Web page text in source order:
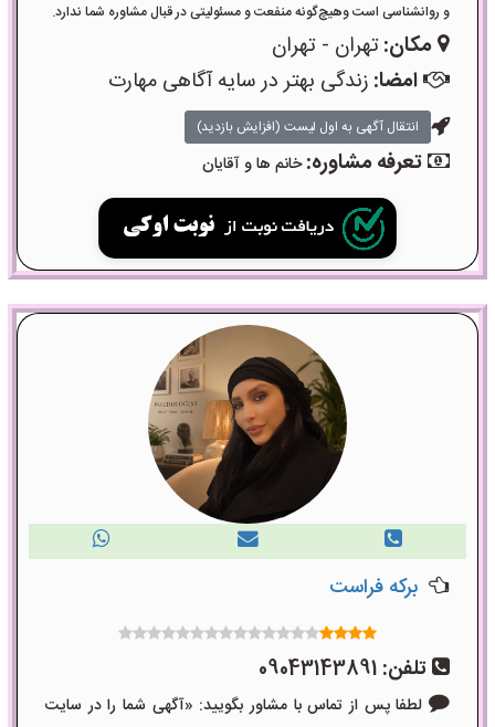
و روانشناسی است وهیچ‌گونه منفعت و مسئولیتی در قبال مشاوره شما ندارد.
مکان:تهران - تهران
امضا: زندگی بهتر در سایه آگاهی مهارت
انتقال آگهی به اول لیست (افزایش بازدید)
تعرفه مشاوره:خانم ها و آقایان
برکه فراست
تلفن: 09043143891
لطفا پس از تماس با مشاور بگویید: «آگهی شما را در سایت